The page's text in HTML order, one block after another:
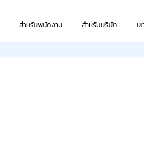
สำหรับพนักงาน สำหรับบริษัท บ